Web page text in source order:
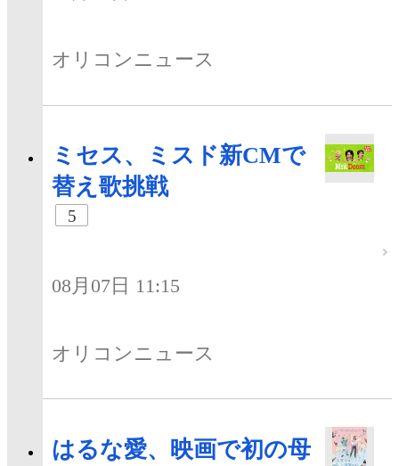
オリコンニュース
ミセス、ミスド新CMで
替え歌挑戦
5
08月07日 11:15
オリコンニュース
はるな愛、映画で初の母